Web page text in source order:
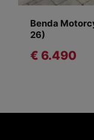
Benda
26)
€ 6.490